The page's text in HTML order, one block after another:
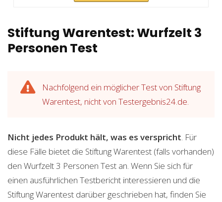
Stiftung Warentest: Wurfzelt 3
Personen Test
Nachfolgend ein möglicher Test von Stiftung
Warentest, nicht von Testergebnis24.de.
Nicht jedes Produkt hält, was es verspricht. Für
diese Fälle bietet die Stiftung Warentest (falls vorhanden)
den Wurfzelt 3 Personen Test an. Wenn Sie sich für
einen ausführlichen Testbericht interessieren und die
Stiftung Warentest darüber geschrieben hat, finden Sie